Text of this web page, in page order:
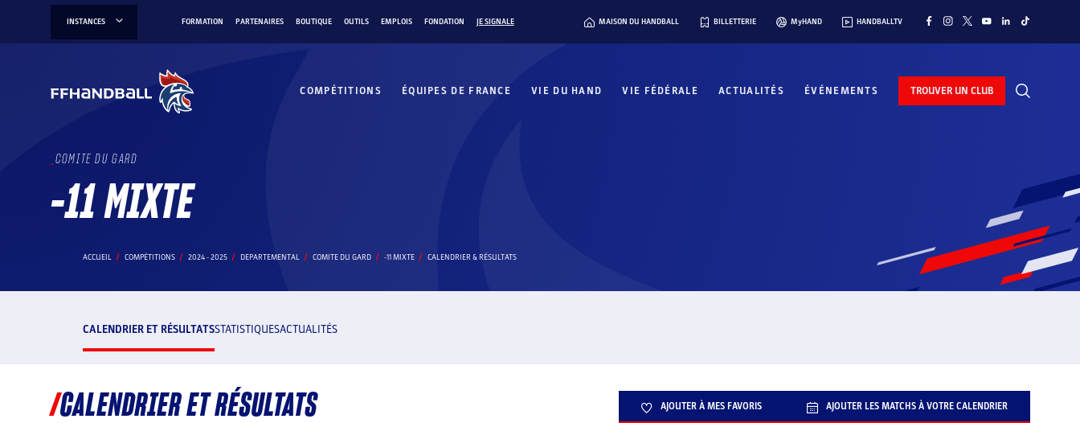
INSTANCES FORMATION PARTENAIRES BOUTIQUE OUTILS EMPLOIS FONDATION JE SIGNALE MAISON DU HANDBALL BILLETTERIE MyHAND HANDBALLTV
COMPÉTITIONS ÉQUIPES DE FRANCE VIE DU HAND VIE FÉDÉRALE ACTUALITÉS ÉVÉNEMENTS TROUVER UN CLUB
COMITE DU GARD
-11 MIXTE
ACCUEIL COMPÉTITIONS 2024 - 2025 DEPARTEMENTAL COMITE DU GARD -11 MIXTE CALENDRIER & RÉSULTATS
CALENDRIER ET RÉSULTATSSTATISTIQUESACTUALITÉS
CALENDRIER ET RÉSULTATS AJOUTER À MES FAVORIS AJOUTER LES MATCHS À VOTRE CALENDRIER